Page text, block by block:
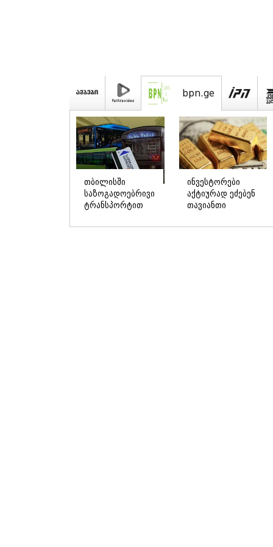
bpn.ge
თბილისში
საზოგადოებრივი
ტრანსპორტით
უფრო იაფია,
ინვესტორები
აქტიურად ეძებენ
თავიანთი
დაზღვევას -